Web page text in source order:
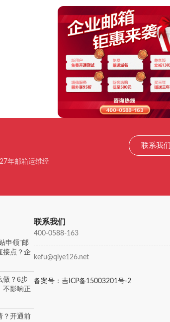
年邮箱运维经
联系我们
申领”邮
接点？企
做？6步
不影响正
？开通前
联系我们
400-0588-163
kefu@qiye126.net
备案号：吉ICP备15003201号-2